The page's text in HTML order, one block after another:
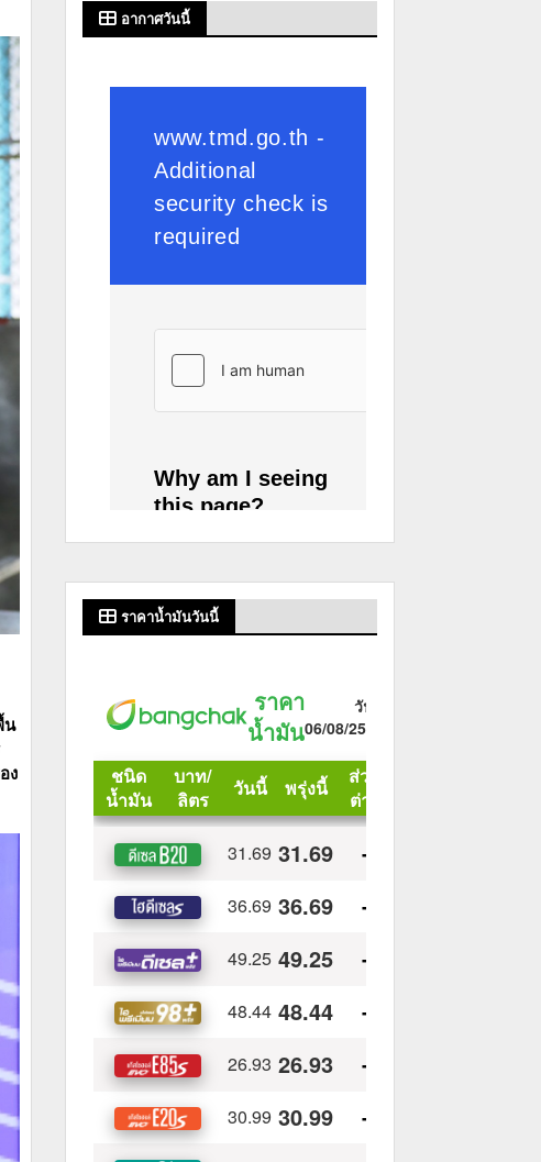
น
ง
อากาศวันนี้
ราคาน้ำมันวันนี้